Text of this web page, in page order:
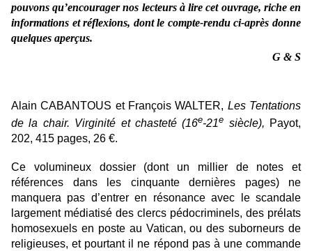
pouvons qu’encourager nos lecteurs à lire cet ouvrage, riche en
informations et réflexions, dont le compte-rendu ci-après donne
quelques aperçus.
G & S
Alain CABANTOUS et François WALTER, Les Tentations
de la chair. Virginité et chasteté (16e-21e siècle), Payot,
202, 415 pages, 26 €.
Ce volumineux dossier (dont un millier de notes et
références dans les cinquante dernières pages) ne
manquera pas d’entrer en résonance avec le scandale
largement médiatisé des clercs pédocriminels, des prélats
homosexuels en poste au Vatican, ou des suborneurs de
religieuses, et pourtant il ne répond pas à une commande